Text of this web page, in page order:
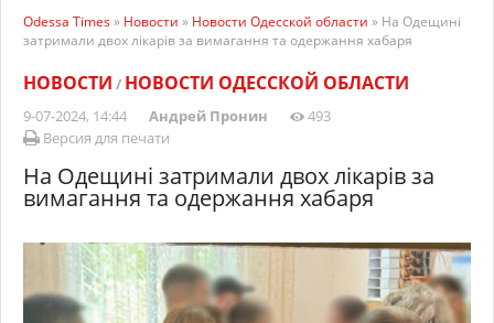
Odessa Times» Новости » Новости Одесской области » На Одещині
затримали двох лікарів за вимагання та одержання хабаря
НОВОСТИ / НОВОСТИ ОДЕССКОЙ ОБЛАСТИ
9-07-2024, 14:44 Андрей Пронин
493
Версия для печати
На Одещині затримали двох лікарів за
вимагання та одержання хабаря